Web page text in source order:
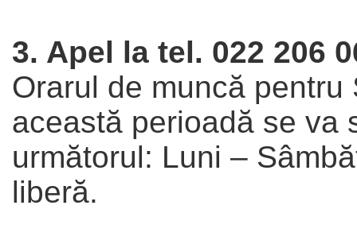
3. Apel la tel. 022 206
Orarul de muncă
această perioadă se va
următorul: Luni –
liberă.